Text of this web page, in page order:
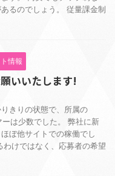
るのでしょう。 従量課金制
情報
いいたします!
きりの状態で、所属の
は少数でした。 弊社に新
ぼ他サイトでの稼働でし
わけではなく、応募者の希望